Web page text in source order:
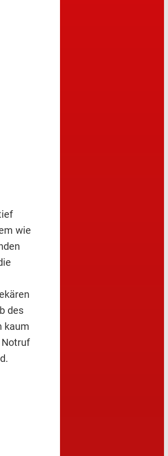
wie
des
kaum
Notruf